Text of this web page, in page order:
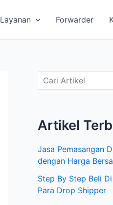
Layanan Forwarder
i
r
i
Artikel
Jasa Pemasangan
dengan Harga
Step By Step Beli
Para Drop Shipper